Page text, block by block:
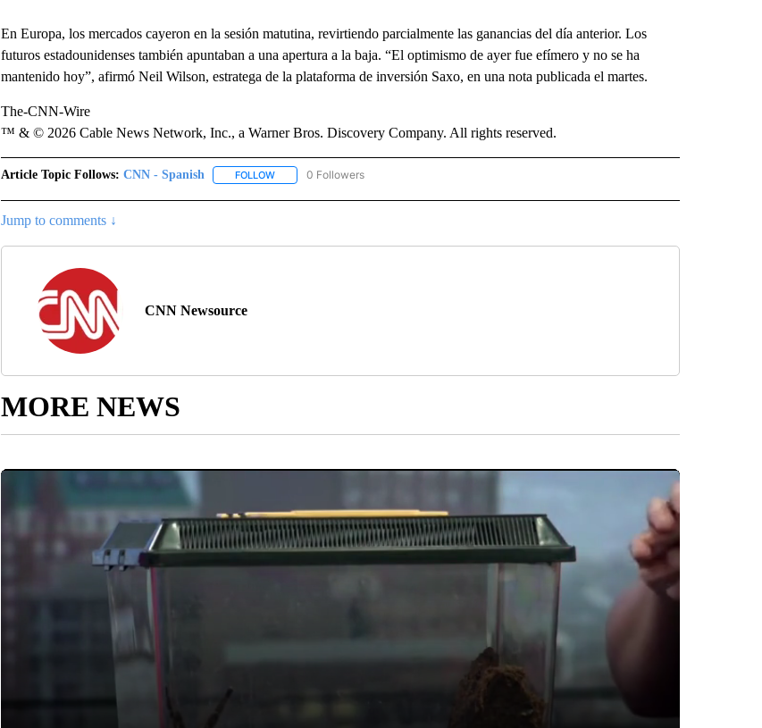
En Europa, los mercados cayeron en la sesión matutina, revirtiendo parcialmente las ganancias del día anterior. Los
futuros estadounidenses también apuntaban a una apertura a la baja. “El optimismo de ayer fue efímero y no se ha
mantenido hoy”, afirmó Neil Wilson, estratega de la plataforma de inversión Saxo, en una nota publicada el martes.
The-CNN-Wire
™ & © 2026 Cable News Network, Inc., a Warner Bros. Discovery Company. All rights reserved.
Article Topic Follows: CNN - Spanish FOLLOWFOLLOW "CNN - SPANISH" TO RECEIVE NOTIFICATIONS ABOUT NEW PAGES ON "CNN - SPANISH".
0 Followers
Jump to comments ↓
CNN Newsource
MORE NEWS